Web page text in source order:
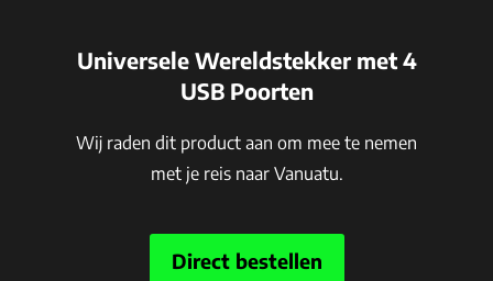
Universele Wereldstekker met 4
USB Poorten
Wij raden dit product aan om mee te nemen
met je reis naar Vanuatu.
Direct bestellen